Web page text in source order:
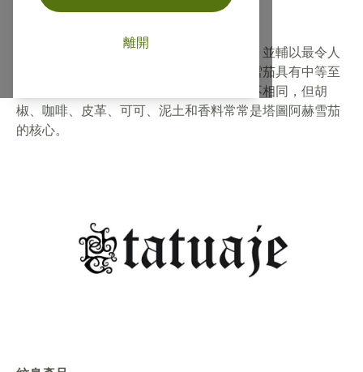
離開
紋身雪茄風格
塔圖阿赫雪茄具有廣泛的複雜性和豐富性，並輔以最令人
滿意的順滑度。最受歡迎的塔圖阿赫系列雪茄具有中等至
中等濃鬱的特徵。每種雪茄的風味特徵各不相同，但胡
椒、咖啡、皮革、可可、泥土和香料常常是塔圖阿赫雪茄
的核心。